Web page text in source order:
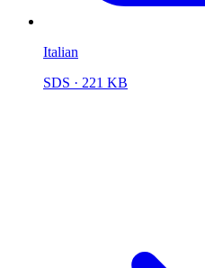
Italian
SDS · 221 KB